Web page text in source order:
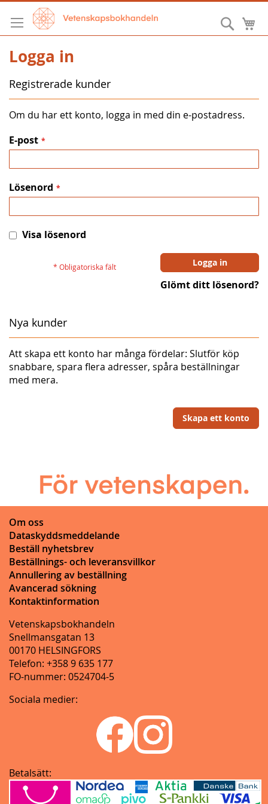
Hoppa
till
innehållet
Sök
Logga in
Registrerade kunder
Om du har ett konto, logga in med din e-postadress.
E-post
Lösenord
Visa lösenord
Logga in
Glömt ditt lösenord?
Nya kunder
Att skapa ett konto har många fördelar: Slutför köp
snabbare, spara flera adresser, spåra beställningar
med mera.
Skapa ett konto
Om oss
Dataskyddsmeddelande
Beställ nyhetsbrev
Beställnings- och leveransvillkor
Annullering av beställning
Avancerad sökning
Kontaktinformation
Vetenskapsbokhandeln
Snellmansgatan 13
00170 HELSINGFORS
Telefon: +358 9 635 177
FO-nummer: 0524704-5
Sociala medier:
Betalsätt: